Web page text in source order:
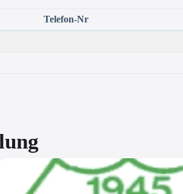
Telefon-Nr